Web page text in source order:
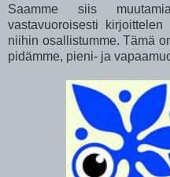
Saamme siis
vastavuoroisesti
niihin osallistumme. Tämä
pidämme, pieni- ja